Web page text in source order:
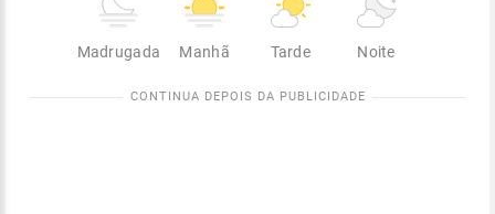
Madrugada Manhã Tarde Noite